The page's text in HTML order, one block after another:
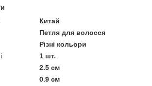
Китай
Петля для волосся
Різні кольори
1 шт.
2.5 см
0.9 см